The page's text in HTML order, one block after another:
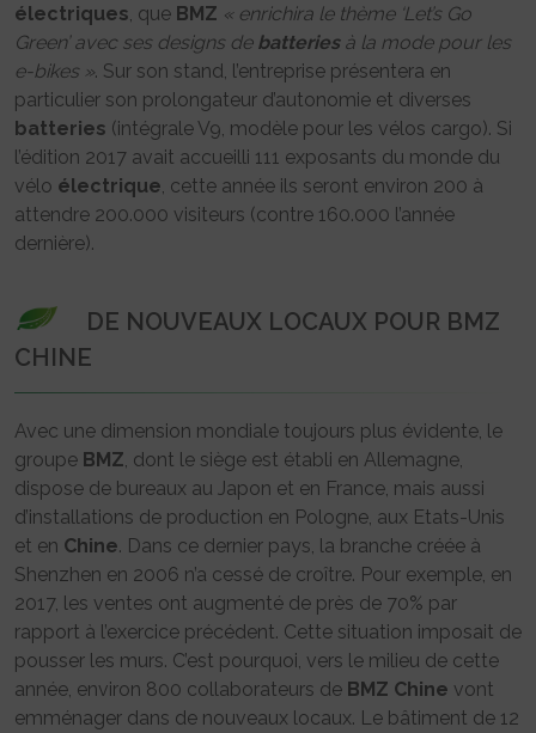
électriques, que BMZ « enrichira le thème ‘Let’s Go
Green’ avec ses designs de batteriesà la mode pour les
e-bikes ». Sur son stand, l’entreprise présentera en
particulier son prolongateur d’autonomie et diverses
batteries (intégrale V9, modèle pour les vélos cargo). Si
l’édition 2017 avait accueilli 111 exposants du monde du
vélo électrique, cette année ils seront environ 200 à
attendre 200.000 visiteurs (contre 160.000 l’année
dernière).
DE NOUVEAUX LOCAUX POUR BMZ
CHINE
Avec une dimension mondiale toujours plus évidente, le
groupe BMZ, dont le siège est établi en Allemagne,
dispose de bureaux au Japon et en France, mais aussi
d’installations de production en Pologne, aux Etats-Unis
et en Chine. Dans ce dernier pays, la branche créée à
Shenzhen en 2006 n’a cessé de croître. Pour exemple, en
2017, les ventes ont augmenté de près de 70% par
rapport à l’exercice précédent. Cette situation imposait de
pousser les murs. C’est pourquoi, vers le milieu de cette
année, environ 800 collaborateurs de BMZ Chine vont
emménager dans de nouveaux locaux. Le bâtiment de 12